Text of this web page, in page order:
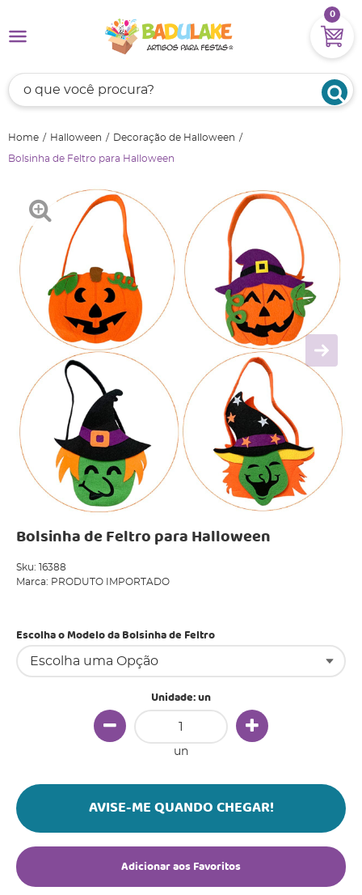
0
Home Halloween Decoração de Halloween
Bolsinha de Feltro para Halloween
Bolsinha de Feltro para Halloween
Sku:
16388
Marca: PRODUTO IMPORTADO
Escolha o Modelo da Bolsinha de Feltro
Unidade: un
un
AVISE-ME QUANDO CHEGAR!
Adicionar aos Favoritos